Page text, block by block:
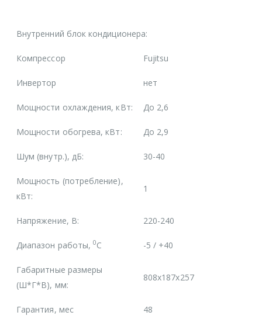
Внутренний блок кондиционера:
Компрессор Fujitsu
Инвертор нет
Мощности охлаждения, кВт: До 2,6
Мощности обогрева, кВт: До 2,9
Шум (внутр.), дБ: 30-40
Мощность (потребление),
кВт:
1
Напряжение, В: 220-240
Диапазон работы,0С -5 / +40
Габаритные размеры
(Ш*Г*В), мм:
808x187x257
Гарантия, мес 48